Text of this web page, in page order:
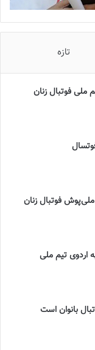
تازه
فوتبال زنان
بانوان است